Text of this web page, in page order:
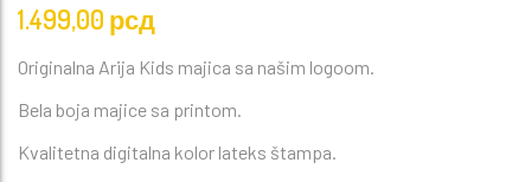
1.499,00 рсд
Originalna Arija Kids majica sa našim logoom.
Bela boja majice sa printom.
Kvalitetna digitalna kolor lateks štampa.